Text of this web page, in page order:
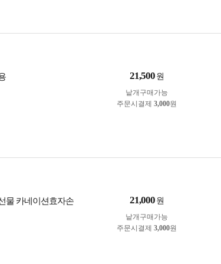
21,500 원
낱개구매가능
주문시결제 3,000원
물 카네이션효자손 21,000 원
낱개구매가능
주문시결제 3,000원